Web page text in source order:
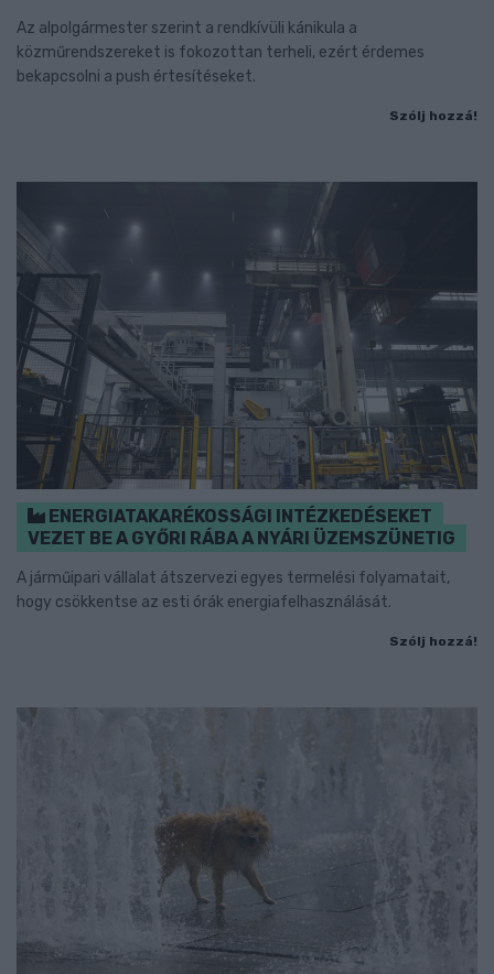
Az alpolgármester szerint a rendkívüli kánikula a
közműrendszereket is fokozottan terheli, ezért érdemes
bekapcsolni a push értesítéseket.
Szólj hozzá!
ENERGIATAKARÉKOSSÁGI INTÉZKEDÉSEKET
VEZET BE A GYŐRI RÁBA A NYÁRI ÜZEMSZÜNETIG
A járműipari vállalat átszervezi egyes termelési folyamatait,
hogy csökkentse az esti órák energiafelhasználását.
Szólj hozzá!